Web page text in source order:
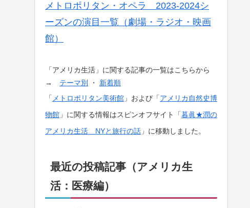
メトロポリタン・オペラ 2023-2024シ
ーズンの演目一覧（劇場・ラジオ・映画
館）
「アメリカ生活」に関する記事の一覧はこちらから
→ テーマ別 ・ 新着順
「 メトロポリタン美術館 」および「アメリカ自然史博
物館 」に関する情報はスピンオフサイト「暮眞★潤の
アメリカ生活 NYと旅行の話 」に移動しました。
最近の投稿記事（アメリカ生
活：医療編）